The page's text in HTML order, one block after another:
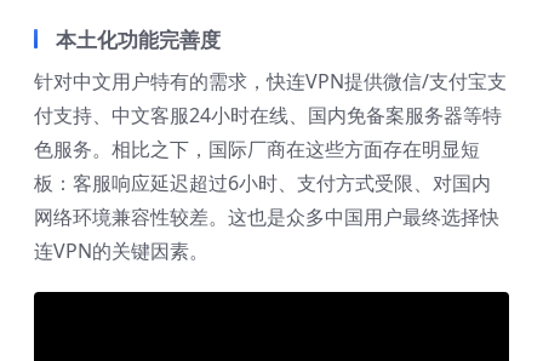
本土化功能完善度
针对中文用户特有的需求，快连VPN提供微信/支付宝支
付支持、中文客服24小时在线、国内免备案服务器等特
色服务。相比之下，国际厂商在这些方面存在明显短
板：客服响应延迟超过6小时、支付方式受限、对国内
网络环境兼容性较差。这也是众多中国用户最终选择快
连VPN的关键因素。